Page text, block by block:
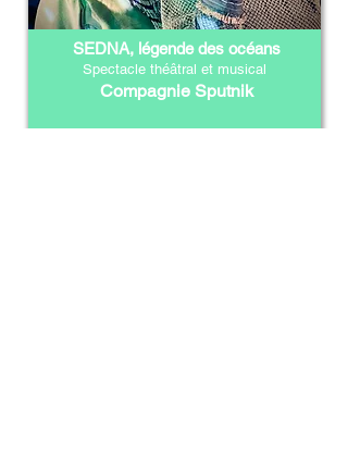
SEDNA, légende des océans
Spectacle théâtral et musical
Compagnie Sputnik